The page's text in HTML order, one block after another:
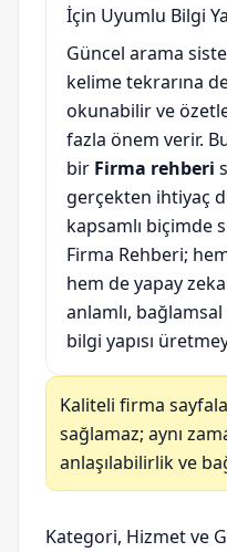
İçin Uyumlu Bilgi
Güncel arama
kelime tekrarına
okunabilir ve
fazla önem verir.
bir Firma rehberi
gerçekten ihtiyaç
kapsamlı biçimde
Firma Rehberi;
hem de yapay
anlamlı,
bilgi yapısı
Kaliteli firma
sağlamaz; aynı
anlaşılabilirlik ve
Kategori, Hizmet ve